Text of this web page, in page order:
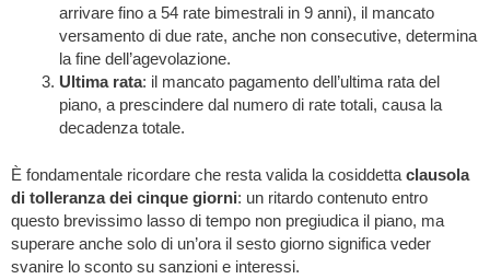
arrivare fino a 54 rate bimestrali in 9 anni), il mancato
versamento di due rate, anche non consecutive, determina
la fine dell’agevolazione.
Ultima rata: il mancato pagamento dell’ultima rata del
piano, a prescindere dal numero di rate totali, causa la
decadenza totale.
È fondamentale ricordare che resta valida la cosiddetta clausola
di tolleranza dei cinque giorni: un ritardo contenuto entro
questo brevissimo lasso di tempo non pregiudica il piano, ma
superare anche solo di un’ora il sesto giorno significa veder
svanire lo sconto su sanzioni e interessi.